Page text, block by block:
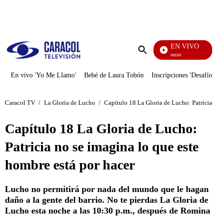
Enviar
EN VIVO
Noches De Premier
En vivo 'Yo Me Llamo' Bebé de Laura Tobón Inscripciones 'Desafío'
Caracol TV / La Gloria de Lucho / Capítulo 18 La Gloria de Lucho: Patricia
Capítulo 18 La Gloria de Lucho:
Patricia no se imagina lo que este
hombre está por hacer
Lucho no permitirá por nada del mundo que le hagan
daño a la gente del barrio. No te pierdas La Gloria de
Lucho esta noche a las 10:30 p.m., después de Romina